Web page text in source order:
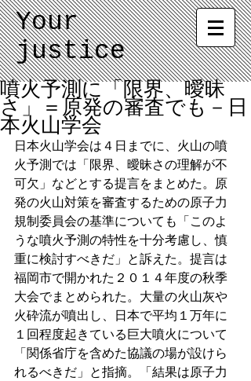
Your
justice
噴火予測に「限界、曖昧
さ」＝原発の審査でも－日
本火山学会
日本火山学会は４日までに、火山の噴
火予測では「限界、曖昧さの理解が不
可欠」などとする提言をまとめた。原
発の火山対策を審査するための原子力
規制委員会の基準についても「このよ
うな噴火予測の特性を十分考慮し、慎
重に検討すべきだ」と訴えた。提言は
福岡市で開かれた２０１４年度の秋季
大会でまとめられた。大量の火山灰や
火砕流が噴出し、日本で平均１万年に
１回程度起きている巨大噴火について
「関係省庁を含めた協議の場が設けら
れるべきだ」と指摘。「結果は原子力